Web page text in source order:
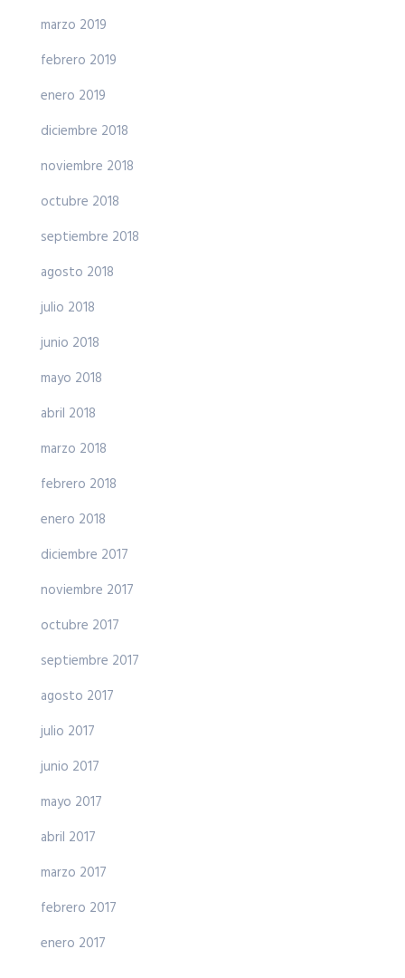
marzo 2019
febrero 2019
enero 2019
diciembre 2018
noviembre 2018
octubre 2018
septiembre 2018
agosto 2018
julio 2018
junio 2018
mayo 2018
abril 2018
marzo 2018
febrero 2018
enero 2018
diciembre 2017
noviembre 2017
octubre 2017
septiembre 2017
agosto 2017
julio 2017
junio 2017
mayo 2017
abril 2017
marzo 2017
febrero 2017
enero 2017